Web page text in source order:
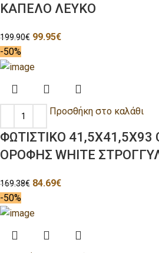
ΚΑΠΕΛΟ ΛΕΥΚΟ
199.90€ 99.95€
-50%
Προσθήκη στο καλάθι
ΦΩΤΙΣΤΙΚΟ
ΟΡΟΦΗΣ WHITE
169.38€ 84.69€
-50%